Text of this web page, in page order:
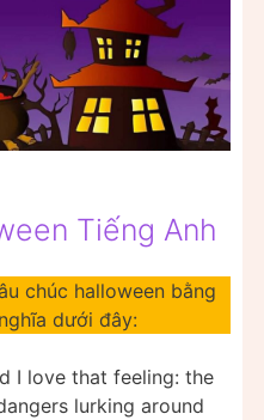
Tiếng Anh
chúc halloween bằng
dưới đây:
I love that feeling: the
lurking around